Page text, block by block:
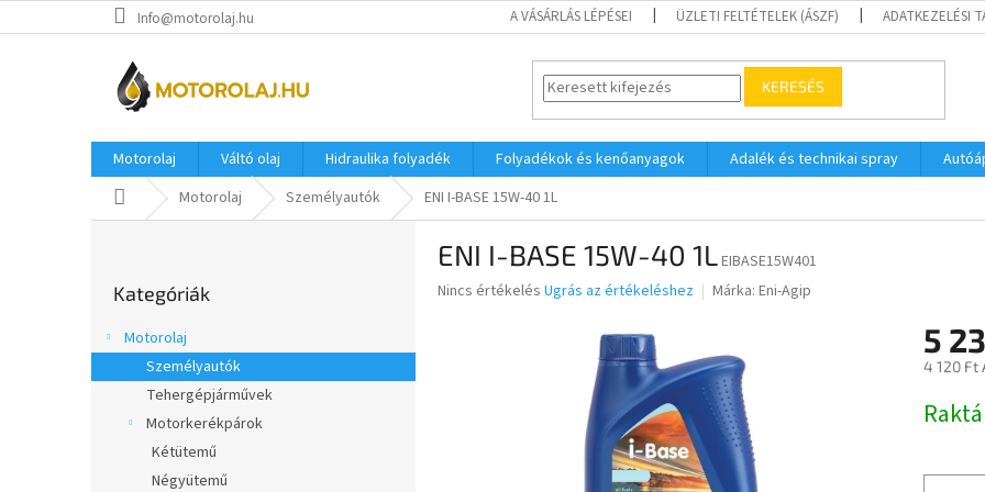
a
Info@motorolaj.hu A VÁSÁRLÁS LÉPÉSEI ÜZLETI FELTÉTELEK (ÁSZF) ADATKEZELÉSI
KERESÉS
Motorolaj Váltó olaj Hidraulika folyadék Folyadékok és kenőanyagok Adalék és technikai spray
KezdőlapMotorolaj Személyautók ENI I-BASE 15W-40 1L
s
ó
átugrása
Kategóriák
Motorolaj
Személyautók
Tehergépjárművek
Motorkerékpárok
Kétütemű
Négyütemű
ENI I-BASE 15W-40 1LEIBASE15W401
A
Nincs értékelés Ugrás az értékeléshez Márka: Eni-Agip
5
4 120 Ft